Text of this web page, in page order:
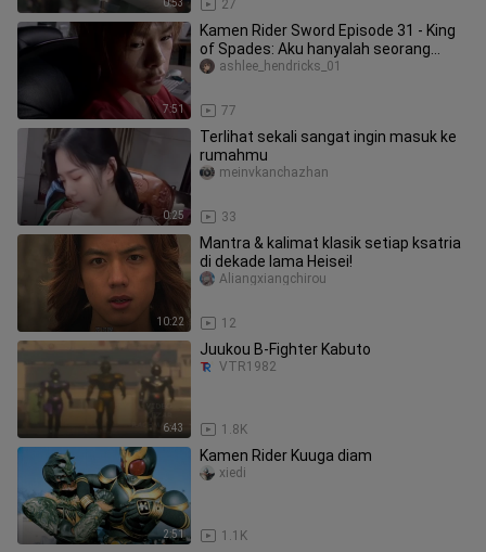
0:53 27
7:51
Kamen Rider Sword Episode 31 - King
of Spades: Aku hanyalah seorang
paparazzi yang menyukai gosip ks
77
ashlee_hendricks_01
0:25
Terlihat sekali sangat ingin masuk ke
rumahmu
33
meinvkanchazhan
10:22
Mantra & kalimat klasik setiap ksatria
di dekade lama Heisei!
12
Aliangxiangchirou
6:43
Juukou B-Fighter Kabuto
1.8K
VTR1982
2:51
Kamen Rider Kuuga diam
1.1K
xiedi